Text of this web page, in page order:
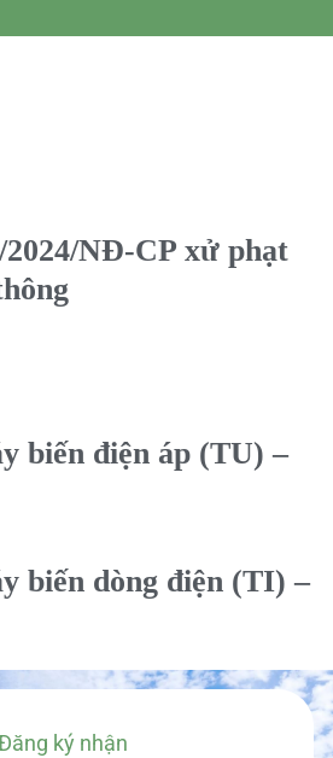
NĐ-CP xử phạt
biến điện áp (TU) –
biến dòng điện (TI) –
ký nhận